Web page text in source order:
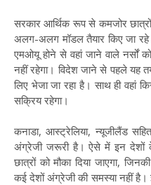
सरकार आर्थिक रूप से कमजोर
अलग-अलग मॉडल तैयार किए जा रहे
एमओयू होने से वहां जाने वाले नर्सों
नहीं रहेगा। विदेश जाने से पहले यह
लिए भेजा जा रहा है। साथ ही वहां
सक्रिय रहेगा।
कनाडा, आस्ट्रेलिया, न्यूजीलैंड
अंग्रेजी जरूरी है। ऐसे में इन देशों
छात्रों को मौका दिया जाएगा,
कई देशों अंग्रेजी की समस्या नहीं है।